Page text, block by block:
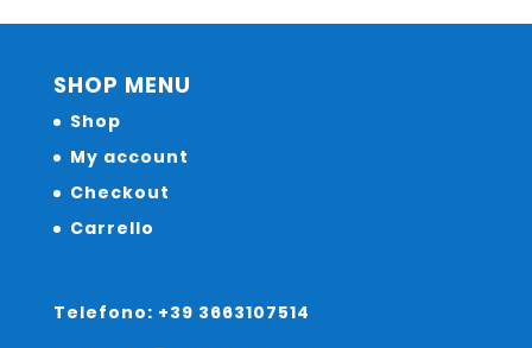
SHOP MENU
Shop
My account
Checkout
Carrello
Telefono: +39 3663107514